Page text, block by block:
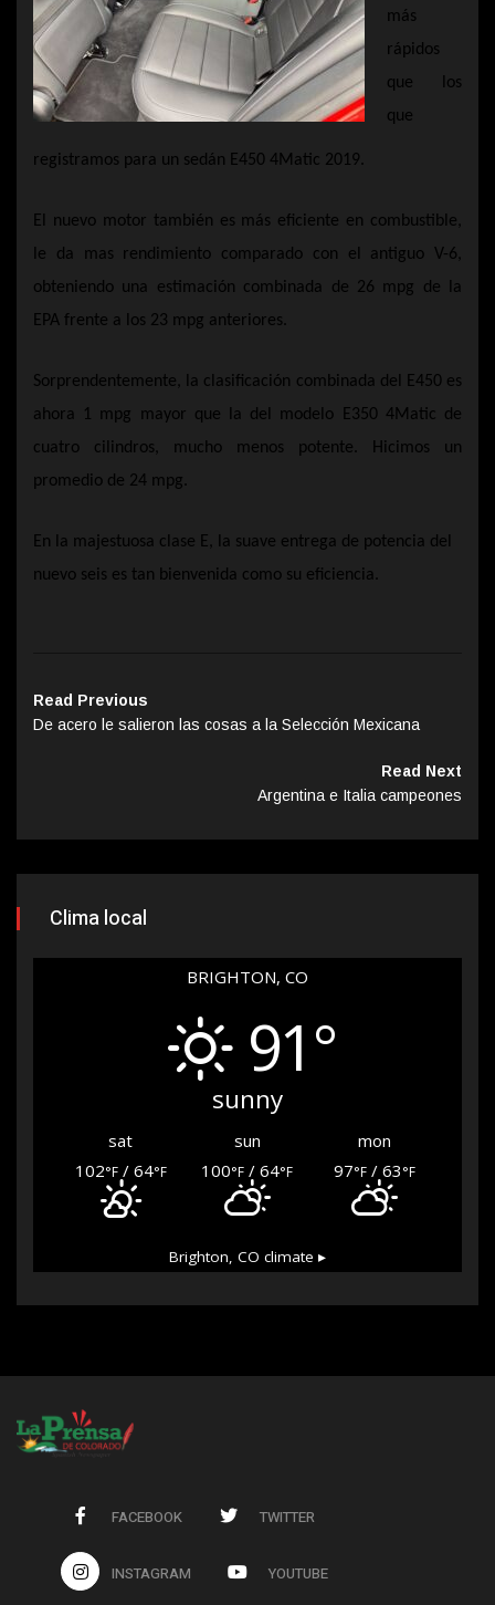
más
rápidos
que los
que
registramos para un sedán E450 4Matic 2019.
El nuevo motor también es más eficiente en combustible,
le da mas rendimiento comparado con el antiguo V-6,
obteniendo una estimación combinada de 26 mpg de la
EPA frente a los 23 mpg anteriores.
Sorprendentemente, la clasificación combinada del E450 es
ahora 1 mpg mayor que la del modelo E350 4Matic de
cuatro cilindros, mucho menos potente. Hicimos un
promedio de 24 mpg.
En la majestuosa clase E, la suave entrega de potencia del
nuevo seis es tan bienvenida como su eficiencia.
Read Previous
De acero le salieron las cosas a la Selección Mexicana
Read Next
Argentina e Italia campeones
Clima local
BRIGHTON, CO
91°
sunny
sat sun
mon
102°F/ 64°F 100°F / 64°F 97°F/ 63°F
Brighton, CO climate ▸
FACEBOOK TWITTER
INSTAGRAM YOUTUBE